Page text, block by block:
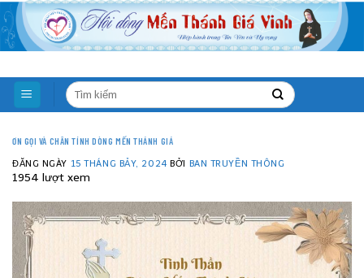
Skip
to
content
ƠN GỌI VÀ CHÂN TÍNH DÒNG MẾN THÁNH GIÁ
ĐĂNG NGÀY 15 THÁNG BẢY, 2024 BỞI BAN TRUYỀN THÔNG
1954 lượt xem